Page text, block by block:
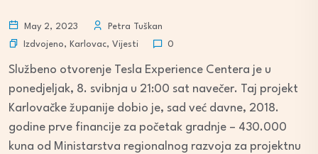
May 2, 2023
Petra Tuškan
Izdvojeno, Karlovac, Vijesti 0
Službeno otvorenje Tesla Experience Centera je u
ponedjeljak, 8. svibnja u 21:00 sat navečer. Taj projekt
Karlovačke županije dobio je, sad već davne, 2018.
godine prve financije za početak gradnje – 430.000
kuna od Ministarstva regionalnog razvoja za projektnu